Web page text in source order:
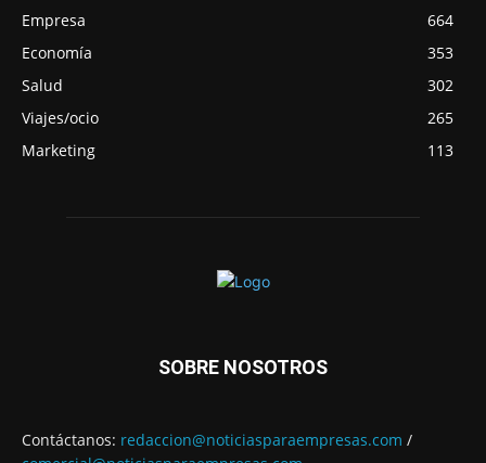
Empresa
664
Economía
353
Salud
302
Viajes/ocio
265
Marketing
113
SOBRE NOSOTROS
Contáctanos: redaccion@noticiasparaempresas.com /